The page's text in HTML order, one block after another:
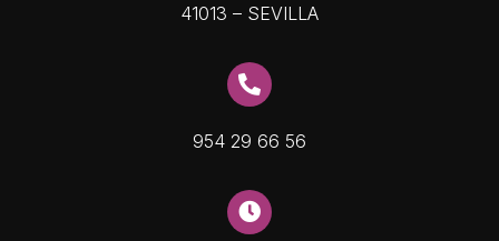
41013 – SEVILLA
954 29 66 56